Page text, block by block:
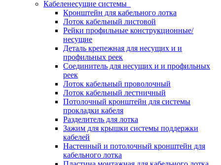
Кабеленесущие системы
Кронштейн для кабельного лотка
Лоток кабельный листовой
Рейки профильные конструкционные/
несущие
Деталь крепежная для несущих и и
профильных реек
Соединитель для несущих и и профильных
реек
Лоток кабельный проволочный
Лоток кабельный лестничный
Потолочный кронштейн для системы
прокладки кабеля
Разделитель для лотка
Зажим для крышки системы поддержки
кабелей
Настенный и потолочный кронштейн для
кабельного лотка